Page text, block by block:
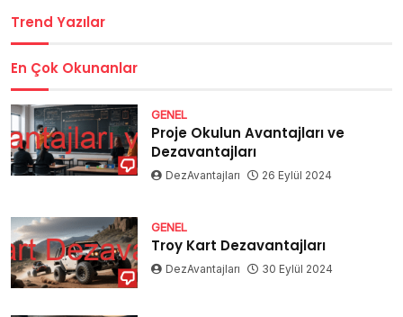
Trend Yazılar
En Çok Okunanlar
GENEL
Proje Okulun Avantajları ve
Dezavantajları
DezAvantajları 26 Eylül 2024
GENEL
Troy Kart Dezavantajları
DezAvantajları 30 Eylül 2024